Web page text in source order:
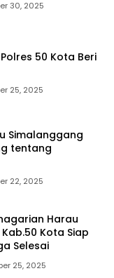
30, 2025
50 Kota Beri
25, 2025
Simalanggang
tentang
22, 2025
Harau
Kab.50 Kota Siap
Selesai
25, 2025